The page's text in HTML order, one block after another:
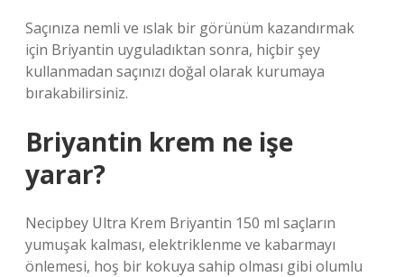
Saçınıza nemli ve ıslak bir görünüm kazandırmak
için Briyantin uyguladıktan sonra, hiçbir şey
kullanmadan saçınızı doğal olarak kurumaya
bırakabilirsiniz.
Briyantin krem ne işe
yarar?
Necipbey Ultra Krem Briyantin 150 ml saçların
yumuşak kalması, elektriklenme ve kabarmayı
önlemesi, hoş bir kokuya sahip olması gibi olumlu